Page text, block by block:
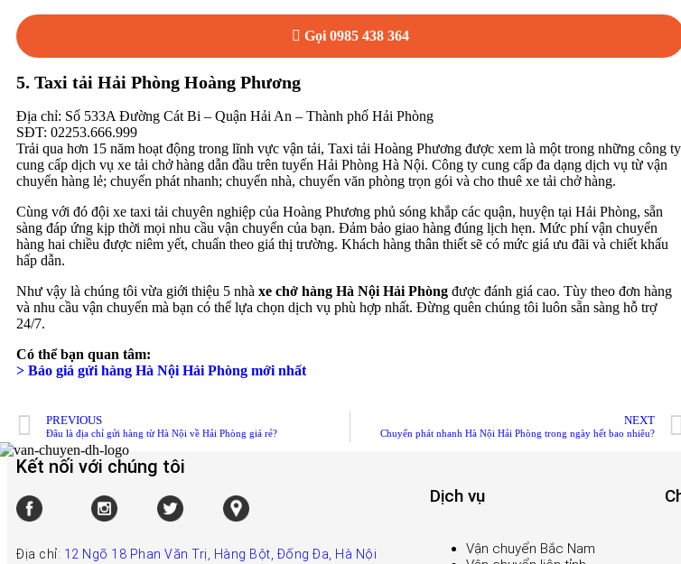
Gọi 0985 438 364
5. Taxi tải Hải Phòng Hoàng Phương
Địa chỉ: Số 533A Đường Cát Bi – Quận Hải An – Thành phố Hải Phòng
SĐT: 02253.666.999
Trải qua hơn 15 năm hoạt động trong lĩnh vực vận tải, Taxi tải Hoàng Phương được xem là một trong những công ty
cung cấp dịch vụ xe tải chở hàng dẫn đầu trên tuyến Hải Phòng Hà Nội. Công ty cung cấp đa dạng dịch vụ từ vận
chuyển hàng lẻ; chuyển phát nhanh; chuyển nhà, chuyển văn phòng trọn gói và cho thuê xe tải chở hàng.
Cùng với đó đội xe taxi tải chuyên nghiệp của Hoàng Phương phủ sóng khắp các quận, huyện tại Hải Phòng, sẵn
sàng đáp ứng kịp thời mọi nhu cầu vận chuyển của bạn. Đảm bảo giao hàng đúng lịch hẹn. Mức phí vận chuyển
hàng hai chiều được niêm yết, chuẩn theo giá thị trường. Khách hàng thân thiết sẽ có mức giá ưu đãi và chiết khấu
hấp dẫn.
Như vậy là chúng tôi vừa giới thiệu 5 nhà xe chở hàng Hà Nội Hải Phòng được đánh giá cao. Tùy theo đơn hàng
và nhu cầu vận chuyển mà bạn có thể lựa chọn dịch vụ phù hợp nhất. Đừng quên chúng tôi luôn sẵn sàng hỗ trợ
24/7.
Có thể bạn quan tâm:
> Báo giá gửi hàng Hà Nội Hải Phòng mới nhất
PREVIOUS
Đâu là địa chỉ gửi hàng từ Hà Nội về Hải Phòng giá rẻ?
NEXT
Chuyển phát nhanh Hà Nội Hải Phòng trong ngày hết bao nhiêu?
Kết nối với chúng tôi
Địa chỉ: 12 Ngõ 18 Phan Văn Trị, Hàng Bột, Đống Đa, Hà Nội
Dịch vụ
Vận chuyển Bắc Nam